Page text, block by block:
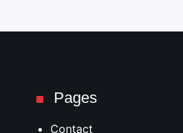
Pages
Contact